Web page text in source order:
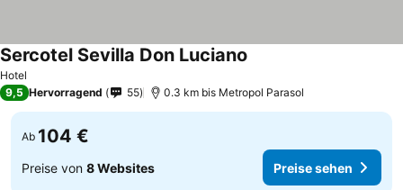
Hotel
Sercotel Sevilla Don Luciano
9,5 Hervorragend 55 0.3 km bis Metropol Parasol
Ab 104 €
Preise von 8 Websites Preise sehen